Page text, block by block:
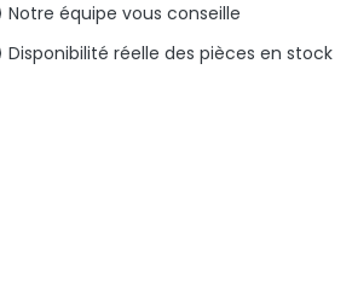
Notre équipe vous conseille
Disponibilité réelle des pièces en stock